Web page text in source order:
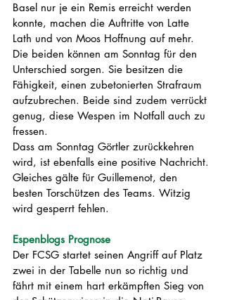
Basel nur je ein Remis erreicht werden
konnte, machen die Auftritte von Latte
Lath und von Moos Hoffnung auf mehr.
Die beiden können am Sonntag für den
Unterschied sorgen. Sie besitzen die
Fähigkeit, einen zubetonierten Strafraum
aufzubrechen. Beide sind zudem verrückt
genug, diese Wespen im Notfall auch zu
fressen.
Dass am Sonntag Görtler zurückkehren
wird, ist ebenfalls eine positive Nachricht.
Gleiches gälte für Guillemenot, den
besten Torschützen des Teams. Witzig
wird gesperrt fehlen.
Espenblogs Prognose
Der FCSG startet seinen Angriff auf Platz
zwei in der Tabelle nun so richtig und
fährt mit einem hart erkämpften Sieg von